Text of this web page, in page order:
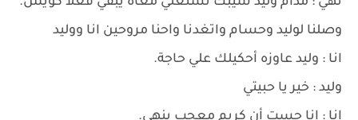
وصلنا لوليد وحسام واتغدنا واحنا مروحين انا ووليد
انا : وليد عاوزه أحكيلك علي حاجة.
وليد : خير يا حبيتي
انا : انا حست أن كريم معجب بنهى.